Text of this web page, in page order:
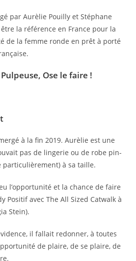
par Aurèlie Pouilly et Stéphane
être la référence en France pour la
de la femme ronde en prêt à porté
Ose le faire !
à la fin 2019. Aurèlie est une
pas de lingerie ou de robe pin-
particulièrement) à sa taille.
l’opportunité et la chance de faire
Positif avec The All Sized Catwalk à
Stein).
il fallait redonner, à toutes
de plaire, de se plaire, de